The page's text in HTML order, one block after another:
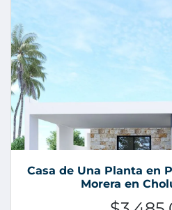
Casa de Una Planta en
Morera en